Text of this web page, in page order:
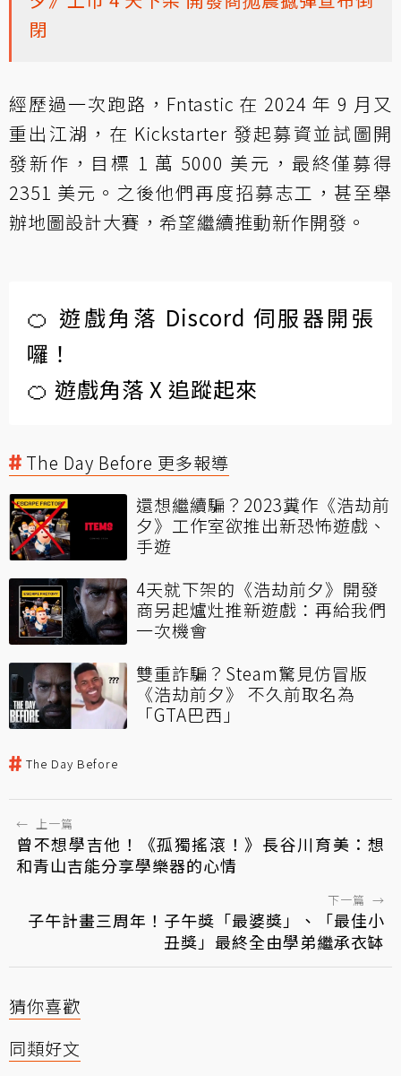
閉
經歷過一次跑路，Fntastic 在 2024 年 9 月又
重出江湖，在 Kickstarter 發起募資並試圖開
發新作，目標 1 萬 5000 美元，最終僅募得
2351 美元。之後他們再度招募志工，甚至舉
辦地圖設計大賽，希望繼續推動新作開發。
🍊 遊戲角落 Discord 伺服器開張
囉！
🍊 遊戲角落 X 追蹤起來
The Day Before 更多報導
還想繼續騙？2023糞作《浩劫前
夕》工作室欲推出新恐怖遊戲、
手遊
4天就下架的《浩劫前夕》開發
商另起爐灶推新遊戲：再給我們
一次機會
雙重詐騙？Steam驚見仿冒版
《浩劫前夕》 不久前取名為
「GTA巴西」
The Day Before
← 上一篇
曾不想學吉他！《孤獨搖滾！》長谷川育美：想
和青山吉能分享學樂器的心情
下一篇 →
子午計畫三周年！子午獎「最婆獎」、「最佳小
丑獎」最終全由學弟繼承衣缽
猜你喜歡
同類好文